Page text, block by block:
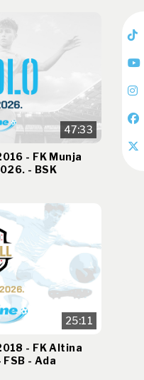
47:33
- FK Munja
- BSK
25:11
- FK Altina
- Ada